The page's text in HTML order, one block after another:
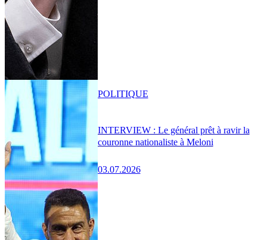
INTERVIEW : Le général prêt à ravir la
couronne nationaliste à Meloni
03.07.2026
POLITIQUE